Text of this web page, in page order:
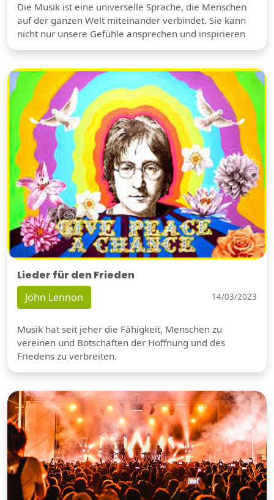
Die Musik ist eine universelle Sprache, die Menschen
auf der ganzen Welt miteinander verbindet. Sie kann
nicht nur unsere Gefühle ansprechen und inspirieren
Lieder für den Frieden
John Lennon 14/03/2023
Musik hat seit jeher die Fähigkeit, Menschen zu
vereinen und Botschaften der Hoffnung und des
Friedens zu verbreiten.